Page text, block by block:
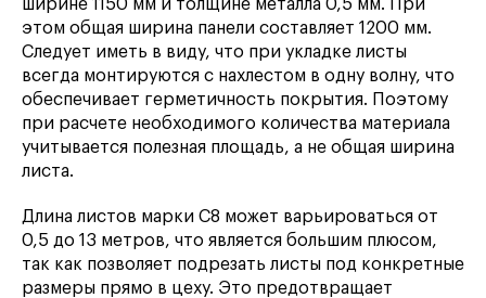
ширине 1150 мм и толщине металла 0,5 мм. При
этом общая ширина панели составляет 1200 мм.
Следует иметь в виду, что при укладке листы
всегда монтируются с нахлестом в одну волну, что
обеспечивает герметичность покрытия. Поэтому
при расчете необходимого количества материала
учитывается полезная площадь, а не общая ширина
листа.
Длина листов марки С8 может варьироваться от
0,5 до 13 метров, что является большим плюсом,
так как позволяет подрезать листы под конкретные
размеры прямо в цеху. Это предотвращает